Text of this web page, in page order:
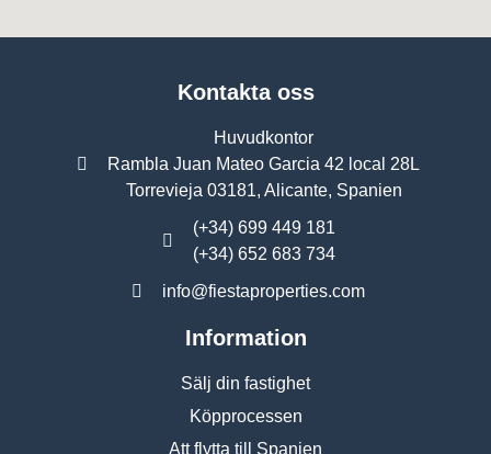
Kontakta oss
Huvudkontor
Rambla Juan Mateo Garcia 42 local 28L
Torrevieja 03181, Alicante, Spanien
(+34) 699 449 181
(+34) 652 683 734
info@fiestaproperties.com
Information
Sälj din fastighet
Köpprocessen
Att flytta till Spanien